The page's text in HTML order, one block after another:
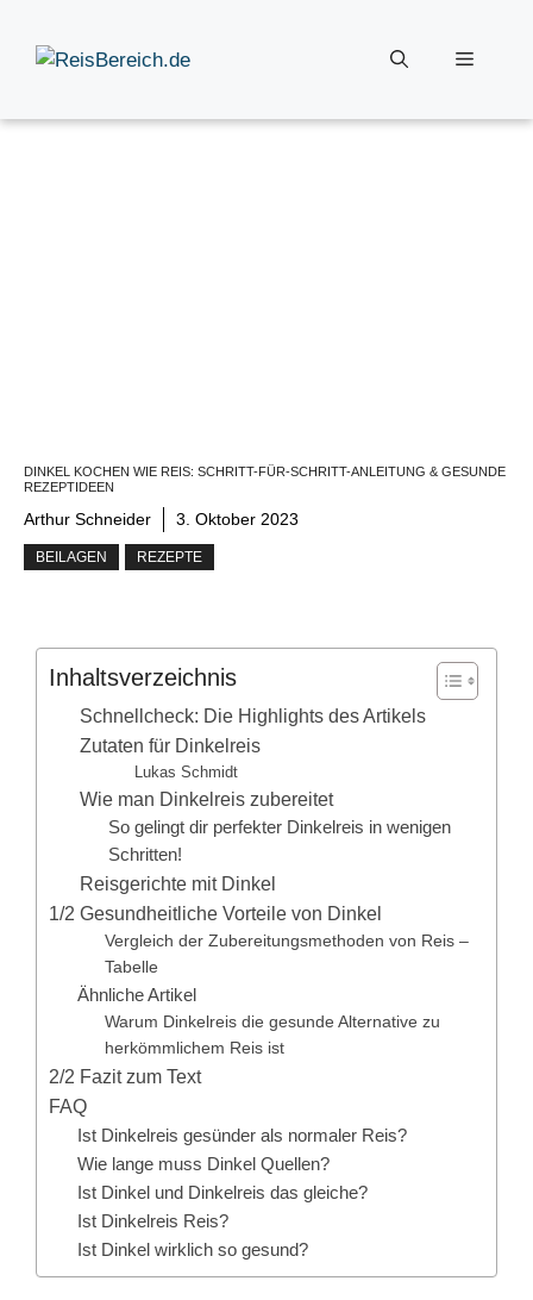
Inhalt
springen
Menü
DINKEL KOCHEN WIE REIS: SCHRITT-FÜR-SCHRITT-ANLEITUNG & GESUNDE
REZEPTIDEEN
Arthur Schneider 3. Oktober 2023
BEILAGEN REZEPTE
Inhaltsverzeichnis
Schnellcheck: Die Highlights des Artikels
Zutaten für Dinkelreis
Lukas Schmidt
Wie man Dinkelreis zubereitet
So gelingt dir perfekter Dinkelreis in wenigen
Schritten!
Reisgerichte mit Dinkel
1/2 Gesundheitliche Vorteile von Dinkel
Vergleich der Zubereitungsmethoden von Reis –
Tabelle
Ähnliche Artikel
Warum Dinkelreis die gesunde Alternative zu
herkömmlichem Reis ist
2/2 Fazit zum Text
FAQ
Ist Dinkelreis gesünder als normaler Reis?
Wie lange muss Dinkel Quellen?
Ist Dinkel und Dinkelreis das gleiche?
Ist Dinkelreis Reis?
Ist Dinkel wirklich so gesund?